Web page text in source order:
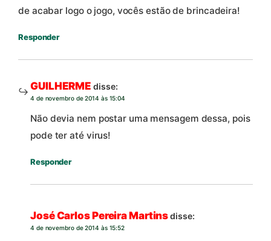
de acabar logo o jogo, vocês estão de brincadeira!
Responder
GUILHERME disse:
4 de novembro de 2014 às 15:04
Não devia nem postar uma mensagem dessa, pois
pode ter até virus!
Responder
José Carlos Pereira Martinsdisse:
4 de novembro de 2014 às 15:52